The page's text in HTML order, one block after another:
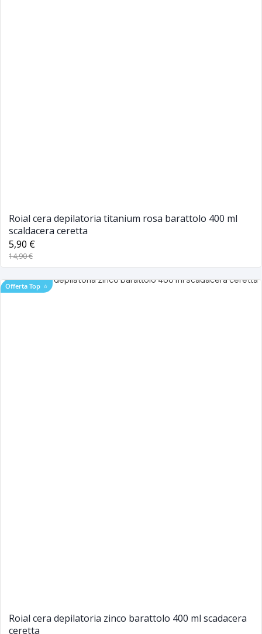
Roial cera depilatoria titanium rosa barattolo 400 ml
scaldacera ceretta
5,90 €
14,90 €
Offerta Top ⭐
Roial cera depilatoria zinco barattolo 400 ml scadacera
ceretta